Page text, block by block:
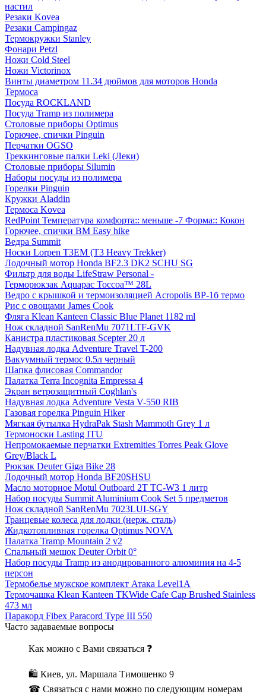
настил
Резаки Kovea
Резаки Campingaz
Термокружки Stanley
Фонари Petzl
Ножи Cold Steel
Ножи Victorinox
Винты диаметром 11.34 дюймов для моторов Honda
Термоса
Посуда ROCKLAND
Посуда Tramp из полимера
Столовые приборы Optimus
Горючее, спички Pinguin
Перчатки OGSO
Треккинговые палки Leki (Леки)
Столовые приборы Silumin
Наборы посуды из полимера
Горелки Pinguin
Кружки Aladdin
Термоса Kovea
RedPoint Температура комфорта:: меньше -7 Форма:: Кокон
Горючее, спички BM Easy hike
Ведра Summit
Носки Lorpen T3EM (T3 Heavy Trekker)
Лодочный мотор Honda BF2.3 DK2 SCHU SG
Фильтр для воды LifeStraw Personal -
Герморюкзак Aquapac Toccoa™ 28L
Ведро с крышкой и термоизоляцией Acropolis ВР-1б термо
Рис с овощами James Cook
Фляга Klean Kanteen Classic Blue Planet 1182 ml
Нож складной SanRenMu 7071LTF-GVK
Канистра пластиковая Scepter 20 л
Надувная лодка Adventure Travel T-200
Вакуумный термос 0.5л черный
Шапка флисовая Commandor
Палатка Terra Incognita Empressa 4
Экран ветрозащитный Coghlan's
Надувная лодка Adventure Vesta V-550 RIB
Газовая горелка Pinguin Hiker
Мягкая бутылка HydraPak Stash Mammoth Grey 1 л
Термоноски Lasting ITU
Непромокаемые перчатки Extremities Torres Peak Glove
Grey/Black L
Рюкзак Deuter Giga Bike 28
Лодочный мотор Honda BF20SHSU
Масло моторное Motul Outboard 2T TC-W3 1 литр
Набор посуды Summit Aluminium Cook Set 5 предметов
Нож складной SanRenMu 7023LUI-SGY
Транцевые колеса для лодки (нерж. сталь)
Жидкотопливная горелка Optimus NOVA
Палатка Tramp Mountain 2 v2
Спальный мешок Deuter Orbit 0°
Набор посуды Tramp из анодированного алюминия на 4-5
персон
Термобелье мужское комплект Атака Level1А
Термочашка Klean Kanteen TKWide Cafe Cap Brushed Stainless
473 мл
Паракорд Fibex Paracord Type III 550
Часто задаваемые вопросы
Как можно с Вами связаться ❓
🛍 Киев, ул. Маршала Тимошенко 9
☎ Связаться с нами можно по следующим номерам